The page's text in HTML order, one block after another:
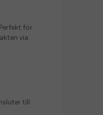
för
via
till